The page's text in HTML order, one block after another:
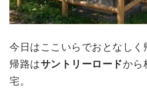
今日はここいらでおとなしく
帰路はサントリーロードから
宅。